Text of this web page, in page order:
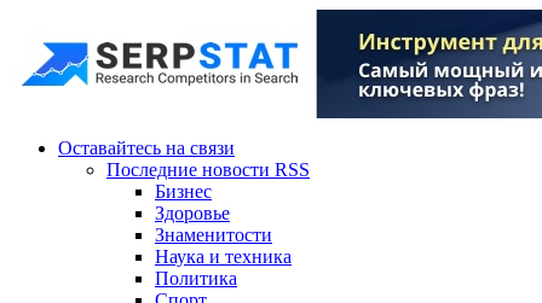
Оставайтесь на связи
Последние новости RSS
Бизнес
Здоровье
Знаменитости
Наука и техника
Политика